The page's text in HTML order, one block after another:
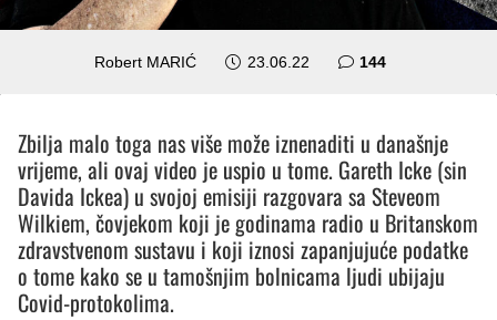
Robert MARIĆ 23.06.22 144komentara
Zbilja malo toga nas više može iznenaditi u današnje
vrijeme, ali ovaj video je uspio u tome. Gareth Icke (sin
Davida Ickea) u svojoj emisiji razgovara sa Steveom
Wilkiem, čovjekom koji je godinama radio u Britanskom
zdravstvenom sustavu i koji iznosi zapanjujuće podatke
o tome kako se u tamošnjim bolnicama ljudi ubijaju
Covid-protokolima.